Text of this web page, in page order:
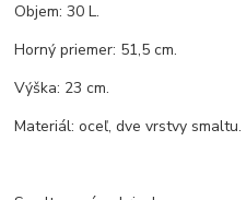
Objem: 30 L.
Horný priemer: 51,5 cm.
Výška: 23 cm.
Materiál: oceľ, dve vrstvy smaltu.